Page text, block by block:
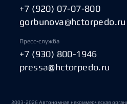
+7 (920) 07-07-800
gorbunova@hctorpedo.ru
Пресс-служба
+7 (930) 800-1946
pressa@hctorpedo.ru
2003-2026 Автономная некоммерческая